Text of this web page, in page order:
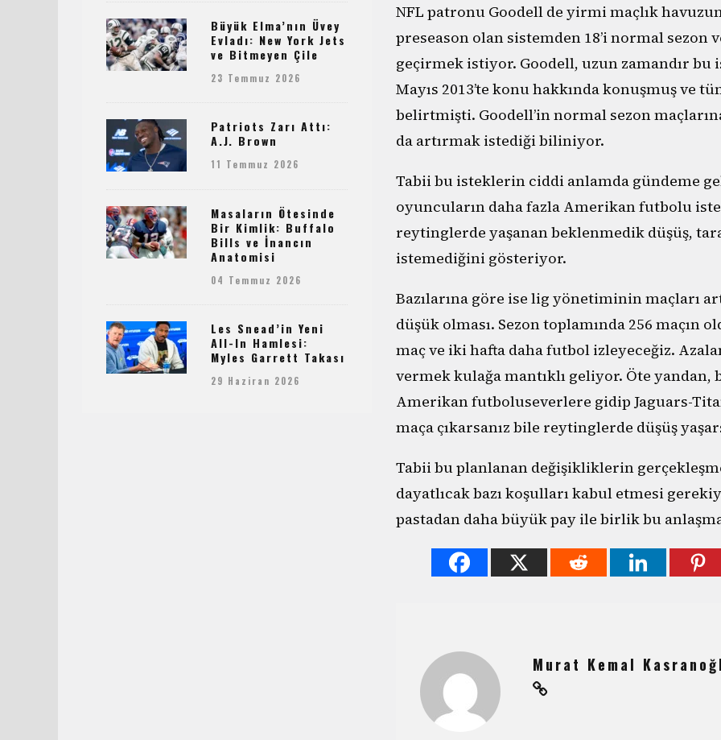
NFL patronu Goodell de yirmi maçlık
preseason olan sistemden 18’i normal sezon
geçirmek istiyor. Goodell, uzun zamandır
Mayıs 2013’te konu hakkında konuşmuş ve
belirtmişti. Goodell’in normal sezon
da artırmak istediği biliniyor.
Tabii bu isteklerin ciddi anlamda gündeme
oyuncuların daha fazla Amerikan futbolu
reytinglerde yaşanan beklenmedik düşüş,
istemediğini gösteriyor.
Bazılarına göre ise lig yönetiminin maçları
düşük olması. Sezon toplamında 256 maçın
maç ve iki hafta daha futbol izleyeceğiz.
vermek kulağa mantıklı geliyor. Öte yandan,
Amerikan futboluseverlere gidip Jaguars-
maça çıkarsanız bile reytinglerde düşüş
Tabii bu planlanan değişikliklerin
dayatlıcak bazı koşulları kabul etmesi
pastadan daha büyük pay ile birlik bu
Murat Kemal
Büyük Elma’nın Üvey
Evladı: New York Jets
ve Bitmeyen Çile
23 Temmuz 2026
Patriots Zarı Attı:
A.J. Brown
11 Temmuz 2026
Masaların Ötesinde
Bir Kimlik: Buffalo
Bills ve İnancın
Anatomisi
04 Temmuz 2026
Les Snead’in Yeni
All-In Hamlesi:
Myles Garrett Takası
29 Haziran 2026